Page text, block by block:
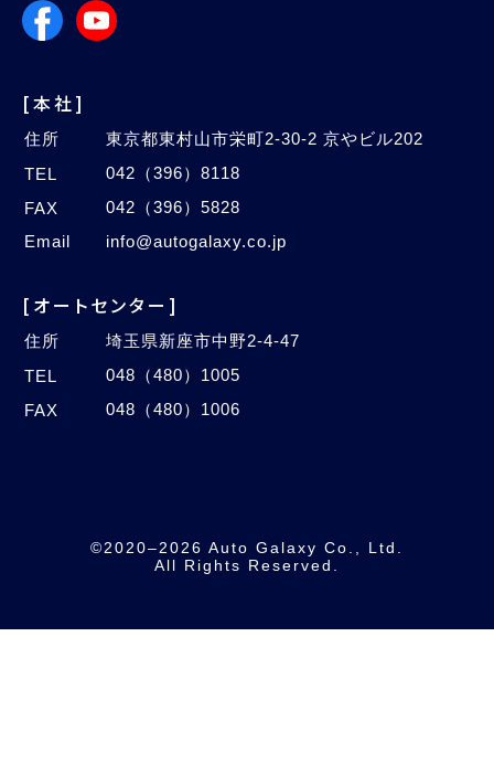
[本社]
住所
東京都東村山市栄町2-30-2 京やビル202
TEL
042（396）8118
FAX
042（396）5828
Email
info@autogalaxy.co.jp
[オートセンター]
住所
埼玉県新座市中野2-4-47
TEL
048（480）1005
FAX
048（480）1006
©2020–2026 Auto Galaxy Co., Ltd.
All Rights Reserved.